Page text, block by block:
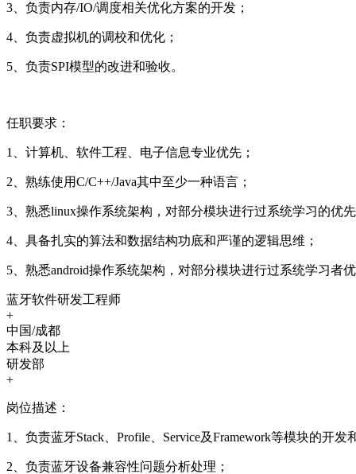
3、负责内存/IO/调度相关优化方案的开发；
4、负责虚拟机的调校和优化；
5、负责SPI模型的改进和验收。
任职要求：
1、计算机、软件工程、电子信息专业优先；
2、熟练使用C/C++/Java其中至少一种语言；
3、熟悉linux操作系统架构，对部分模块进行过系统学习的优先
4、具备扎实的算法和数据结构功底和严谨的逻辑思维；
5、熟悉android操作系统架构，对部分模块进行过系统学习者优
蓝牙软件研发工程师
+
中国/成都
本科及以上
研发部
+
岗位描述：
1、负责蓝牙Stack、Profile、Service及Framework等模块的开发
2、负责蓝牙设备兼容性问题分析处理；